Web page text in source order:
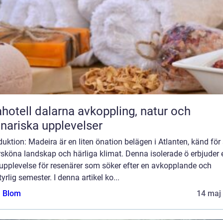
dalarna avkoppling, natur och
upplevelser
Madeira är en liten önation belägen i Atlanten, känd för
landskap och härliga klimat. Denna isolerade ö erbjuder
för resenärer som söker efter en avkopplande och
semester. I denna artikel ko...
Blom
14 maj